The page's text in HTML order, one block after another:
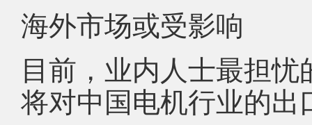
海外市场或受影响
目前，业内人士最担
将对中国电机行业的出